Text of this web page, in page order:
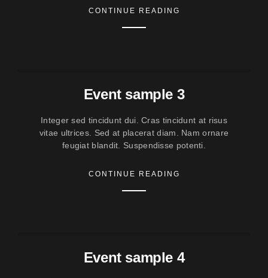
CONTINUE READING
Event sample 3
Integer sed tincidunt dui. Cras tincidunt at risus
vitae ultrices. Sed at placerat diam. Nam ornare
feugiat blandit. Suspendisse potenti.
CONTINUE READING
Event sample 4